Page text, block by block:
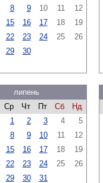
8 9 10 11
12
15 16 17 18
19
22 23 24 25
26
29 30
липень
Ср Чт Пт Сб
Нд
1
2 3 4
5
8 9 10 11
12
15 16 17 18
19
22 23 24 25
26
29 30 31